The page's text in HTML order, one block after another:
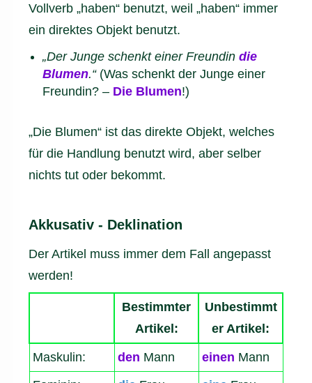
Vollverb „haben“ benutzt, weil „haben“ immer
ein direktes Objekt benutzt.
„Der Junge schenkt einer Freundin die
Blumen.“(Was schenkt der Junge einer
Freundin? – Die Blumen!)
„Die Blumen“ ist das direkte Objekt, welches
für die Handlung benutzt wird, aber selber
nichts tut oder bekommt.
Akkusativ - Deklination
Der Artikel muss immer dem Fall angepasst
werden!
Bestimmter
Artikel:
Unbestimmt
er Artikel:
Maskulin: den Mann einen Mann